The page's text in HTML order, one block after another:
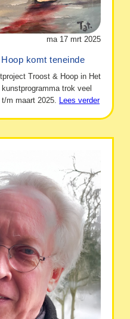
ma 17 mrt 2025
komt teneinde
Troost & Hoop in Het
trok veel
m maart 2025. Lees verder